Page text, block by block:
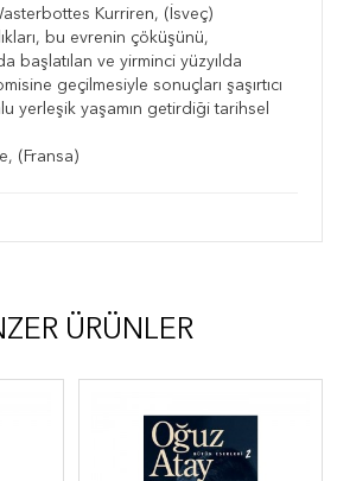
Kurriren, (İsveç)
bu evrenin çöküşünü,
başlatılan ve yirminci yüzyılda
geçilmesiyle sonuçları şaşırtıcı
yerleşik yaşamın getirdiği tarihsel
(Fransa)
ÜRÜNLER